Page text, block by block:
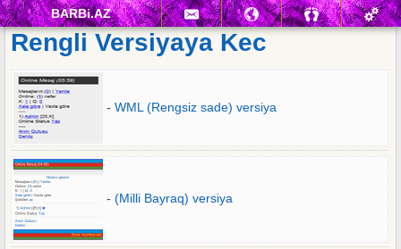
BARBi.AZ
Rengli Versiyaya Kec
- WML (Rengsiz sade) versiya
- (Milli Bayraq) versiya